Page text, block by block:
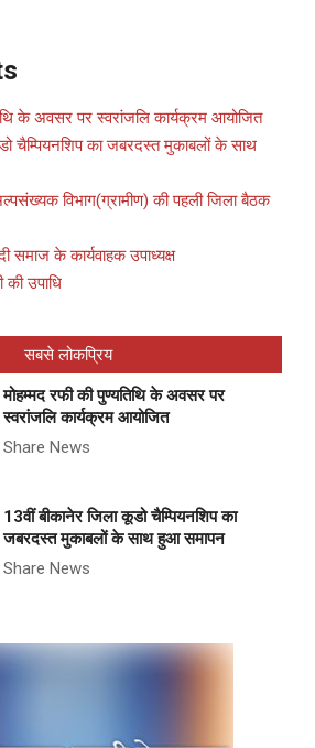
के अवसर पर स्वरांजलि कार्यक्रम आयोजित
चैम्पियनशिप का जबरदस्त मुकाबलों के साथ
विभाग(ग्रामीण) की पहली जिला बैठक
समाज के कार्यवाहक उपाध्यक्ष
की उपाधि
सबसे लोकप्रिय
मोहम्मद रफी की पुण्यतिथि के अवसर पर
स्वरांजलि कार्यक्रम आयोजित
Share News
13वीं बीकानेर जिला कूडो चैम्पियनशिप का
जबरदस्त मुकाबलों के साथ हुआ समापन
Share News